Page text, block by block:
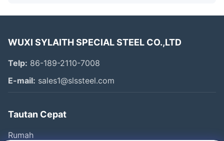
WUXI SYLAITH SPECIAL STEEL CO.,LTD
Telp: 86-189-2110-7008
E-mail: sales1@slssteel.com
Tautan Cepat
Rumah